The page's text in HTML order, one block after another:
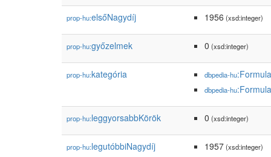
prop-hu:elsőNagydíj 1956 (xsd:integer)
prop-hu:győzelmek 0 (xsd:integer)
prop-hu:kategória dbpedia-hu
dbpedia-hu
prop-hu:leggyorsabbKörök 0 (xsd:integer)
prop-hu:legutóbbiNagydíj 1957(xsd:integer)